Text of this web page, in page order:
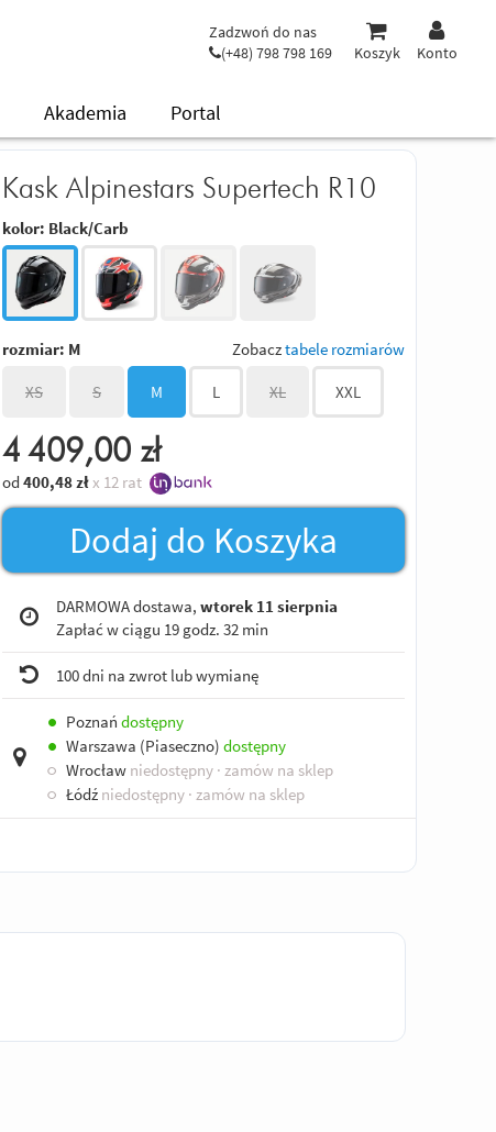
Zadzwoń do nas
(+48) 798 798 169
Koszyk Konto
Akademia Portal
Kask Alpinestars Supertech R10
kolor: Black/Carb
rozmiar: M Zobacztabele rozmiarów
XS S M L XL XXL
4 409,00 zł
od 400,48 zł x 12 rat
Dodaj do Koszyka
DARMOWA dostawa, wtorek 11 sierpnia
Zapłać w ciągu 19 godz. 32 min
100 dni na zwrot lub wymianę
● Poznań dostępny
● Warszawa (Piaseczno) dostępny
○ Wrocław niedostępny · zamów na sklep
○ Łódź niedostępny · zamów na sklep